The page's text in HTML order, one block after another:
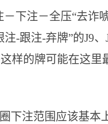
－下注－全压“去诈
-跟注-弃牌”的J9
样的牌可能在这里
下注范围应该基本